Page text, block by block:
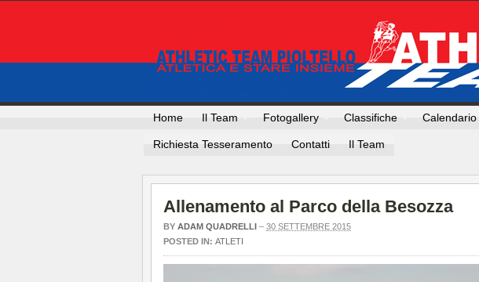
Home Il Team Fotogallery Classifiche Calendario
Richiesta Tesseramento Contatti Il Team
Allenamento al Parco della Besozza
BY ADAM QUADRELLI – 30 SETTEMBRE 2015
POSTED IN: ATLETI